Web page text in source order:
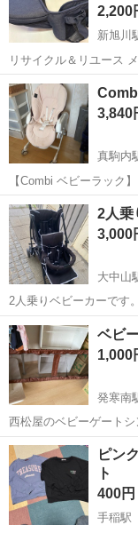
2,200
新旭川
リサイクル＆リユース メガスマです！ ケラ
ートです。 子供の抱っこが格段に楽になり、お出かけや家の中での寝
かしつけ・お散歩に重宝しました！ サイズ調
でなくパパも兼用で...
北海道 旭川市
3,840
真駒内
【Combi ベビーラック
すが、劣化はございま
ごのように動かせます。 説明書も
の両親がタバコを吸...
北海道 札幌市 真
2人乗
3,000
大中山
2人乗りベビーカーです
す。 なかなか2人乗り
供達にぴったりです！
す！ 下には荷物を入れる
北海道 亀田郡 大
ベビ
1,000
発寒南
西松屋のベビーゲートシ
北海道 札幌市 発
ピン
ト
400円
手稲駅